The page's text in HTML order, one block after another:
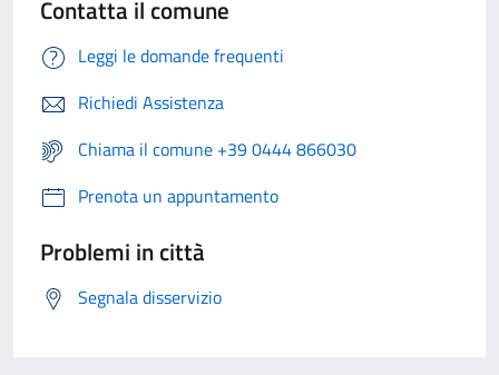
Contatta il comune
Leggi le domande frequenti
Richiedi Assistenza
Chiama il comune +39 0444 866030
Prenota un appuntamento
Problemi in città
Segnala disservizio